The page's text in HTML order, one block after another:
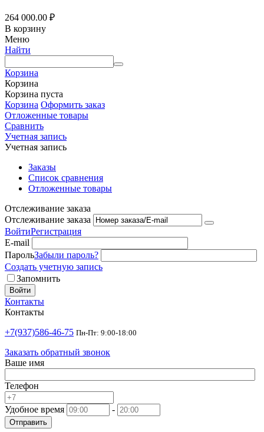
264 000.00 ₽
В корзину
Меню
Найти
Корзина
Корзина
Корзина пуста
Корзина Оформить заказ
Отложенные товары
Сравнить
Учетная запись
Учетная запись
Заказы
Список сравнения
Отложенные товары
Отслеживание заказа
Отслеживание заказа
ВойтиРегистрация
E-mail
ПарольЗабыли пароль?
Создать учетную запись
Запомнить
Войти
Контакты
Контакты
+7(937)586-46-75 Пн-Пт: 9:00-18:00
Заказать обратный звонок
Ваше имя
Телефон
Удобное время -
Отправить